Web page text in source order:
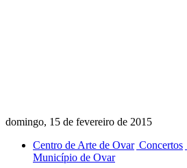
domingo, 15 de fevereiro de 2015
Centro de Arte de Ovar Concertos
Município de Ovar